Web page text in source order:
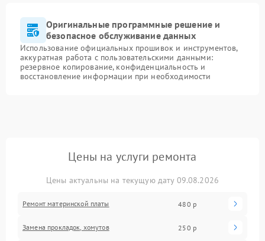
Оригинальные программные решение и
безопасное обслуживание данных
Использование официальных прошивок и инструментов,
аккуратная работа с пользовательскими данными:
резервное копирование, конфиденциальность и
восстановление информации при необходимости
Цены на услуги ремонта
Цены актуальны на текущую дату 09.08.2026
Ремонт материнской платы 480 р
Замена прокладок, хомутов 250 р